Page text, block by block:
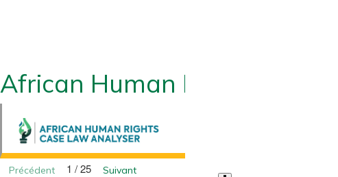
African Human Rights CLA 2.0
Précédent 1 / 25
Suivant